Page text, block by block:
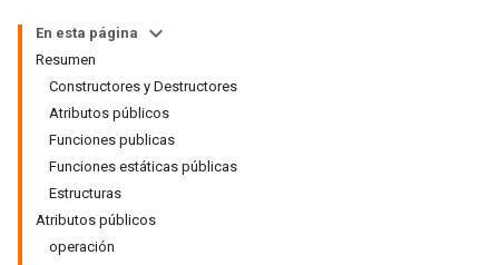
En esta página
Resumen
Constructores y Destructores
Atributos públicos
Funciones publicas
Funciones estáticas públicas
Estructuras
Atributos públicos
operación